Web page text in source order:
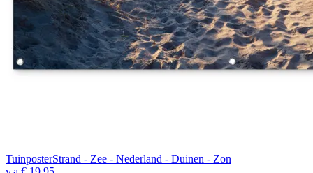
TuinposterStrand - Zee - Nederland - Duinen - Zon